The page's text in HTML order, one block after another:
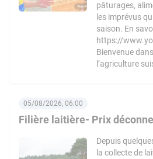
pâturages,
les imprévus
saison. En
https://
Bienvenue
l’agriculture
Filière laitière- Prix
05/08/2026, 06:00
Depuis
la collecte de